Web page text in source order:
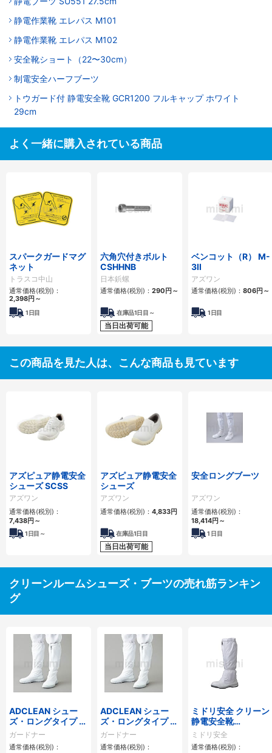
静電作業靴 エレパス M101
静電作業靴 エレパス M102
安全靴ショート（22〜30cm）
制電安全ハーフブーツ
トウガード付 静電安全靴 GCR1200 フルキャップ ホワイト
29cm
よく一緒に購入されている商品
スパークガードマグ
ネット
トラスコ中山
通常価格(税別)：
2,398円 ～
1日目
六角穴付きボルト
CSHHNB
日本鋲螺
通常価格(税別)： 290円 ～
在庫品1日目～
当日出荷可能
ベンコット（R） M-
3II
アズワン
通常価格(税別)： 806円 ～
1日目
この商品を見た人は、こんな商品も見ています
アズピュア静電安全
シューズ SCSS
アズワン
通常価格(税別)：
7,438円 ～
1日目～
アズピュア静電安全
シューズ
アズワン
通常価格(税別)： 4,833円
在庫品1日目
当日出荷可能
安全ロングブーツ
アズワン
通常価格(税別)：
18,414円 ～
1 日目
クリーンルームシューズ・ブーツの売れ筋ランキン
グ
ADCLEAN シュー
ズ・ロングタイプ ク
リーンルーム用
ガードナー
通常価格(税別)：
ADCLEAN シュー
ズ・ロングタイプ ブ
ルー 24.0cm
ガードナー
通常価格(税別)：
ミドリ安全 クリーン
静電安全靴
GCR1200 フルCAP
フード ホワイト
ミドリ安全
通常価格(税別)：